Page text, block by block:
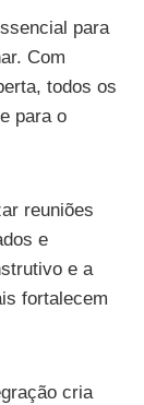
para
Com
todos os
para o
reuniões
e
e a
fortalecem
cria